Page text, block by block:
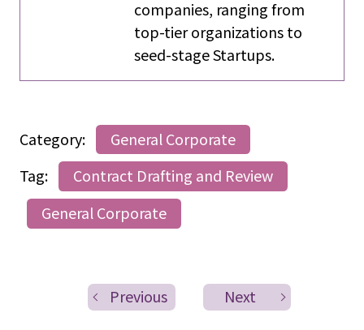
companies, ranging from
top-tier organizations to
seed-stage Startups.
Category:
General Corporate
Tag:
Contract Drafting and Review
General Corporate
Previous Next